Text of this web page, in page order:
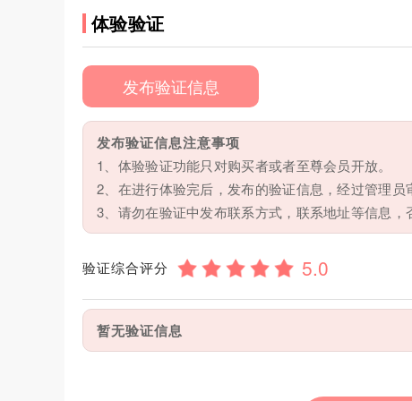
体验验证
发布验证信息
发布验证信息注意事项
1、体验验证功能只对购买者或者至尊会员开放。
2、在进行体验完后，发布的验证信息，经过管理员
3、请勿在验证中发布联系方式，联系地址等信息，
验证综合评分
暂无验证信息